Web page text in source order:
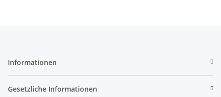
Informationen
Gesetzliche Informationen